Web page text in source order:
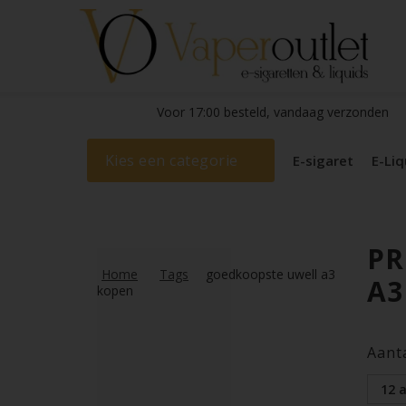
Voor 17:00 besteld, vandaag verzonden
Kies een categorie E-sigaret E-
Home Tags
goedkoopste uwell a3
kopen